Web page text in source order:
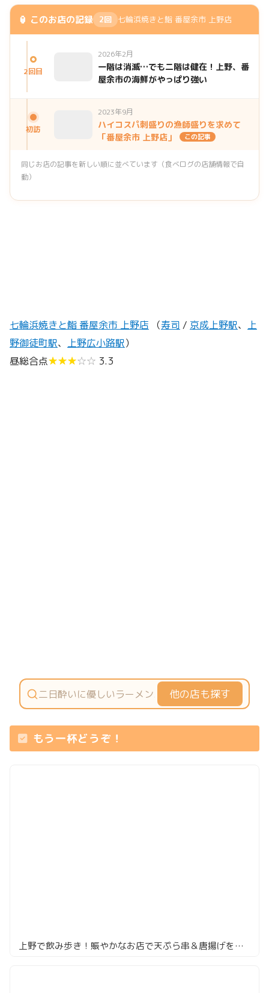
🏮 このお店の記録 2回 七輪浜焼きと鮨 番屋余市 上野店
2回目
2026年2月
一階は消滅…でも二階は健在！上野、番
屋余市の海鮮がやっぱり強い
初訪
2023年9月
ハイコスパ刺盛りの漁師盛りを求めて
「番屋余市 上野店」
この記事
同じお店の記事を新しい順に並べています（食べログの店舗情報で自
動）
七輪浜焼きと鮨 番屋余市 上野店 （寿司 / 京成上野駅、 上
野御徒町駅、 上野広小路駅）
昼総合点★★★☆☆ 3.3
他の店も探す
もう一杯どうぞ！
上野で飲み歩き！賑やかなお店で天ぷら串＆唐揚げを食らう！